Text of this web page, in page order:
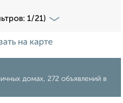
1/21)
на карте
домах, 272 объявлений в